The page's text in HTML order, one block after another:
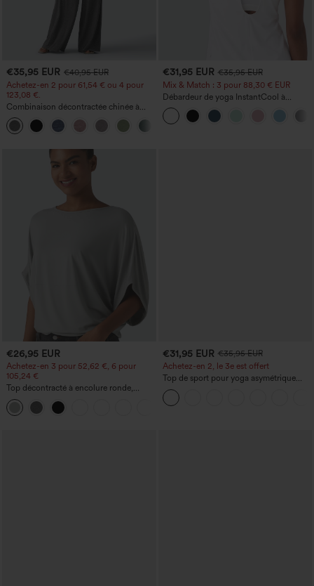
€35,95 EUR €40,95 EUR
Achetez-en 2 pour 61,54 € ou 4 pour
123,08 €.
Combinaison décontractée chinée à
bretelles réglables, fronces et jambes
larges, avec poches — facile comme
tout
€31,95 EUR €35,95 EUR
Mix & Match : 3 pour 88,30 € EUR
Débardeur de yoga InstantCool à
encolure en U et ourlet arrondi –
UPF50+
€26,95 EUR
Achetez-en 3 pour 52,62 €, 6 pour
105,24 €
Top décontracté à encolure ronde,
manches chauve-souris et coupe ample
€31,95 EUR €35,95 EUR
Achetez-en 2, le 3e est offert
Top de sport pour yoga asymétrique
(une épaule) à manches longues avec
ouverture pour le pouce, ourlet arrondi
haut-bas, séchage rapide, soutien-gorge